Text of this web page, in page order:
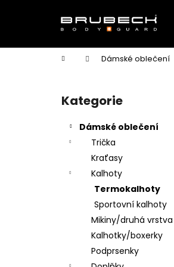
Domů Dámské oblečení
Přeskočit
kategorie
Kategorie
Dámské oblečení
Trička
Kraťasy
Kalhoty
Termokalhoty
Sportovní kalhoty
Mikiny/druhá vrstva
Kalhotky/boxerky
Podprsenky
í
Zpět
do
Zpět
do